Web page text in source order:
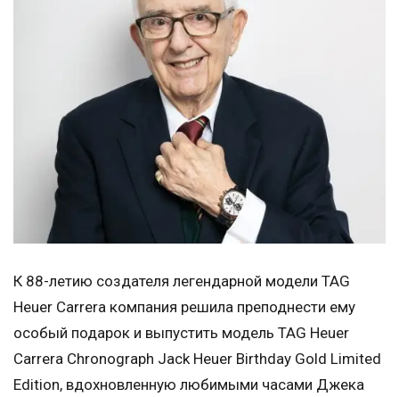
К 88-летию создателя легендарной модели TAG
Heuer Carrera компания решила преподнести ему
особый подарок и выпустить модель TAG Heuer
Carrera Chronograph Jack Heuer Birthday Gold Limited
Edition, вдохновленную любимыми часами Джека